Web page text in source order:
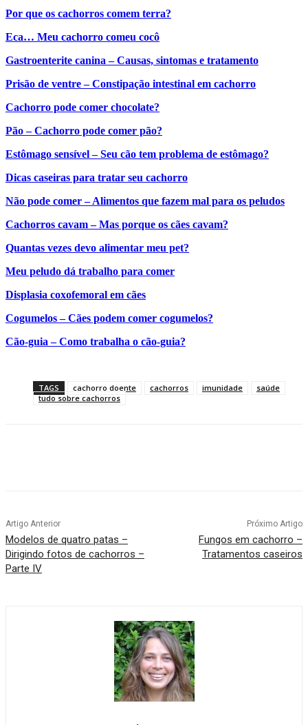
Por que os cachorros comem terra?
Eca… Meu cachorro comeu cocô
Gastroenterite canina – Causas, sintomas e tratamento
Prisão de ventre – Constipação intestinal em cachorro
Cachorro pode comer chocolate?
Pão – Cachorro pode comer pão?
Estômago sensível – Seu cão tem problema de estômago?
Dicas caseiras para tratar seu cachorro
Não pode comer – Alimentos que fazem mal para os peludos
Cachorros cavam – Mas porque os cães cavam?
Quantas vezes devo alimentar meu pet?
Meu peludo dá trabalho para comer
Displasia coxofemoral em cães
Cogumelos – Cães podem comer cogumelos?
Cão-guia – Como trabalha o cão-guia?
TAGS cachorro doente cachorros imunidade
saúde
tudo sobre cachorros
Artigo Anterior
Modelos de quatro patas –
Dirigindo fotos de cachorros –
Parte IV
Próximo Artigo
Fungos em cachorro –
Tratamentos caseiros